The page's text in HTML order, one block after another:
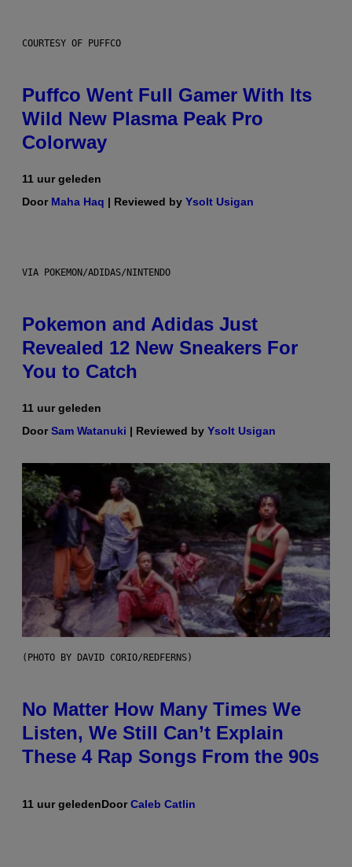
COURTESY OF PUFFCO
Puffco Went Full Gamer With Its
Wild New Plasma Peak Pro
Colorway
11 uur geleden
Door Maha Haq | Reviewed by Ysolt Usigan
VIA POKEMON/ADIDAS/NINTENDO
Pokemon and Adidas Just
Revealed 12 New Sneakers For
You to Catch
11 uur geleden
DoorSam Watanuki | Reviewed by Ysolt Usigan
(PHOTO BY DAVID CORIO/REDFERNS)
No Matter How Many Times We
Listen, We Still Can’t Explain
These 4 Rap Songs From the 90s
11 uur geledenDoorCaleb Catlin